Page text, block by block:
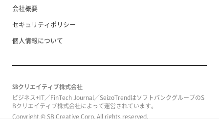
会社概要
セキュリティポリシー
個人情報について
SBクリエイティブ株式会社
ビジネス+IT／FinTech Journal／SeizoTrendはソフトバンクグループのS
Bクリエイティブ株式会社によって運営されています。
Copyright © SB Creative Corp. All rights reserved.